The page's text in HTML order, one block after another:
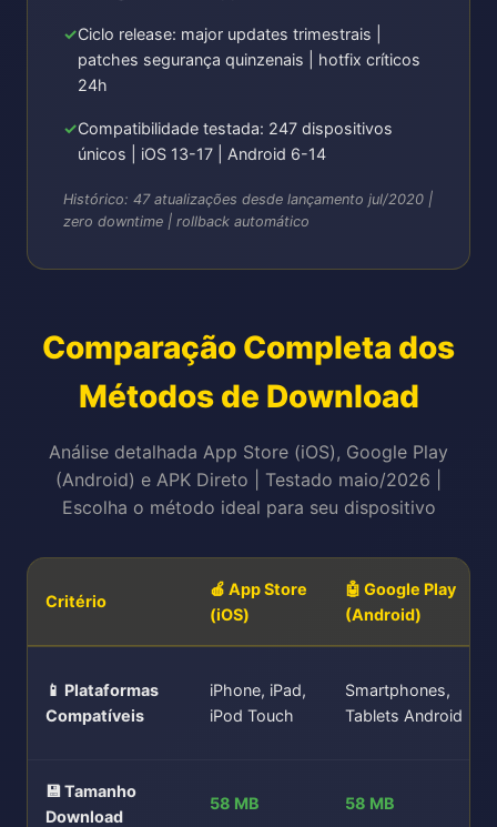
Ciclo release: major updates trimestrais |
patches segurança quinzenais | hotfix críticos
24h
Compatibilidade testada: 247 dispositivos
únicos | iOS 13-17 | Android 6-14
Histórico: 47 atualizações desde lançamento jul/2020 |
zero downtime | rollback automático
Comparação Completa dos
Métodos de Download
Análise detalhada App Store (iOS), Google Play
(Android) e APK Direto | Testado maio/2026 |
Escolha o método ideal para seu dispositivo
Critério
🍎 App Store
(iOS)
🤖 Google Play
(Android)
📱 Plataformas
Compatíveis
iPhone, iPad,
iPod Touch
Smartphones,
Tablets Android
💾 Tamanho
Download
58 MB 58 MB